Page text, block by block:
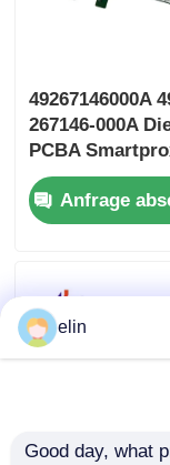
49267146000A
267146-000A
PCBA
Tastatur 2.0
Anfrage
elin
Good day, what